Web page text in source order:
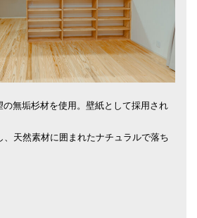
の無垢杉材を使用。壁紙として採用され
、天然素材に囲まれたナチュラルで落ち